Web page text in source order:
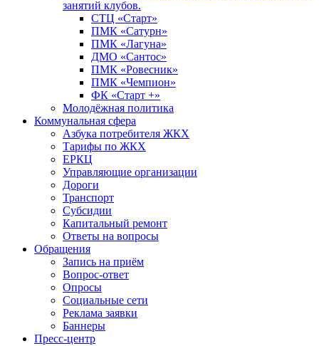
занятий клубов.
СТЦ «Старт»
ПМК «Сатурн»
ПМК «Лагуна»
ДМО «Сантос»
ПМК «Ровесник»
ПМК «Чемпион»
ФК «Старт +»
Молодёжная политика
Коммунальная сфера
Азбука потребителя ЖКХ
Тарифы по ЖКХ
ЕРКЦ
Управляющие организации
Дороги
Транспорт
Субсидии
Капитальный ремонт
Ответы на вопросы
Обращения
Запись на приём
Вопрос-ответ
Опросы
Социальные сети
Реклама заявки
Баннеры
Пресс-центр